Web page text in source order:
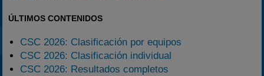
ÚLTIMOS CONTENIDOS
CSC 2026: Clasificación por equipos
CSC 2026: Clasificación individual
CSC 2026: Resultados completos